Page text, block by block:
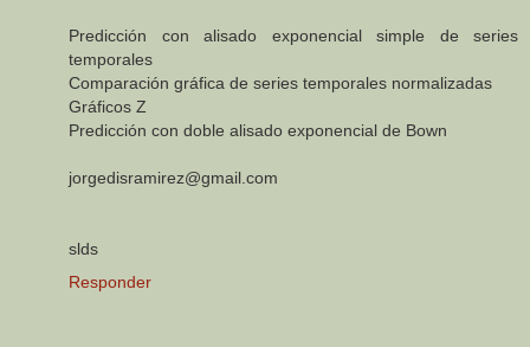
Predicción con alisado exponencial simple de series
temporales
Comparación gráfica de series temporales normalizadas
Gráficos Z
Predicción con doble alisado exponencial de Bown
jorgedisramirez@gmail.com
slds
Responder